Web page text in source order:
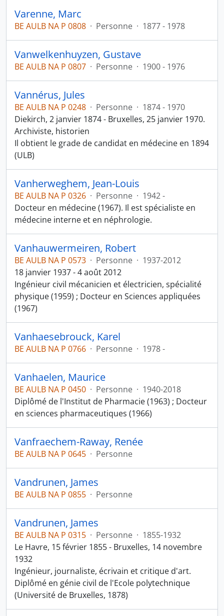
Varenne, Marc
BE AULB NA P 0808 · Personne · 1877 - 1978
Vanwelkenhuyzen, Gustave
BE AULB NA P 0807 · Personne · 1900 - 1976
Vannérus, Jules
BE AULB NA P 0248 · Personne · 1874 - 1970
Diekirch, 2 janvier 1874 - Bruxelles, 25 janvier 1970.
Archiviste, historien
Il obtient le grade de candidat en médecine en 1894
(ULB)
Vanherweghem, Jean-Louis
BE AULB NA P 0326 · Personne · 1942 -
Docteur en médecine (1967). Il est spécialiste en
médecine interne et en néphrologie.
Vanhauwermeiren, Robert
BE AULB NA P 0573 · Personne · 1937-2012
18 janvier 1937 - 4 août 2012
Ingénieur civil mécanicien et électricien, spécialité
physique (1959) ; Docteur en Sciences appliquées
(1967)
Vanhaesebrouck, Karel
BE AULB NA P 0766 · Personne · 1978 -
Vanhaelen, Maurice
BE AULB NA P 0450 · Personne · 1940-2018
Diplômé de l'Institut de Pharmacie (1963) ; Docteur
en sciences pharmaceutiques (1966)
Vanfraechem-Raway, Renée
BE AULB NA P 0645 · Personne
Vandrunen, James
BE AULB NA P 0855 · Personne
Vandrunen, James
BE AULB NA P 0315 · Personne · 1855-1932
Le Havre, 15 février 1855 - Bruxelles, 14 novembre
1932
Ingénieur, journaliste, écrivain et critique d'art.
Diplômé en génie civil de l'Ecole polytechnique
(Université de Bruxelles, 1878)